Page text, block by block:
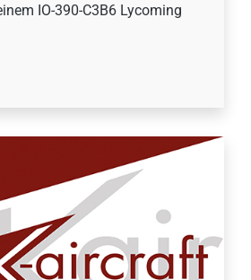
IO-390-C3B6 Lycoming